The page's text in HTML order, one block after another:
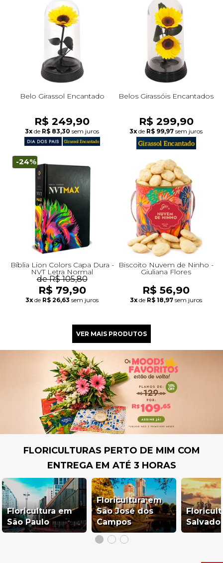
Belo Girassol Encantado
R$ 249,90
3x de R$ 83,30 sem juros
Belos Girassóis Encantados
R$ 299,90
3x de R$ 99,97 sem juros
-24%
Bíblia Lion Colors Capa Dura -
NVT Letra Normal
de R$ 105,80
R$ 79,90
3x de R$ 26,63 sem juros
Biscoito Nuvem de Ninho -
Giuliana Flores
R$ 56,90
3x de R$ 18,97 sem juros
FLORICULTURAS PERTO DE MIM COM
ENTREGA EM ATÉ 3 HORAS
Floricultura em
São Paulo
Floricultura em
São José dos
Campos